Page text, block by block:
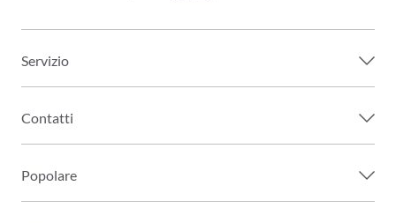
Servizio
Contatti
Popolare